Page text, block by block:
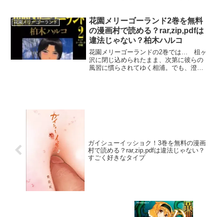
ない。…では、そんな花園メリーゴーラ
ンド5巻は、漫画村で無...
花園メリーゴーランド
花園メリーゴーランド2巻を無料
の漫画村で読める？rar,zip,pdfは
違法じゃない？柏木ハルコ
花園メリーゴーランドの2巻では… 柤ヶ
沢に閉じ込められたまま、次第に彼らの
風習に慣らされてゆく相浦。でも、澄子
ガイシューイッショク！3巻を無料の漫画
村で読める？rar,zip,pdfは違法じゃない？
すごく好きなタイプ